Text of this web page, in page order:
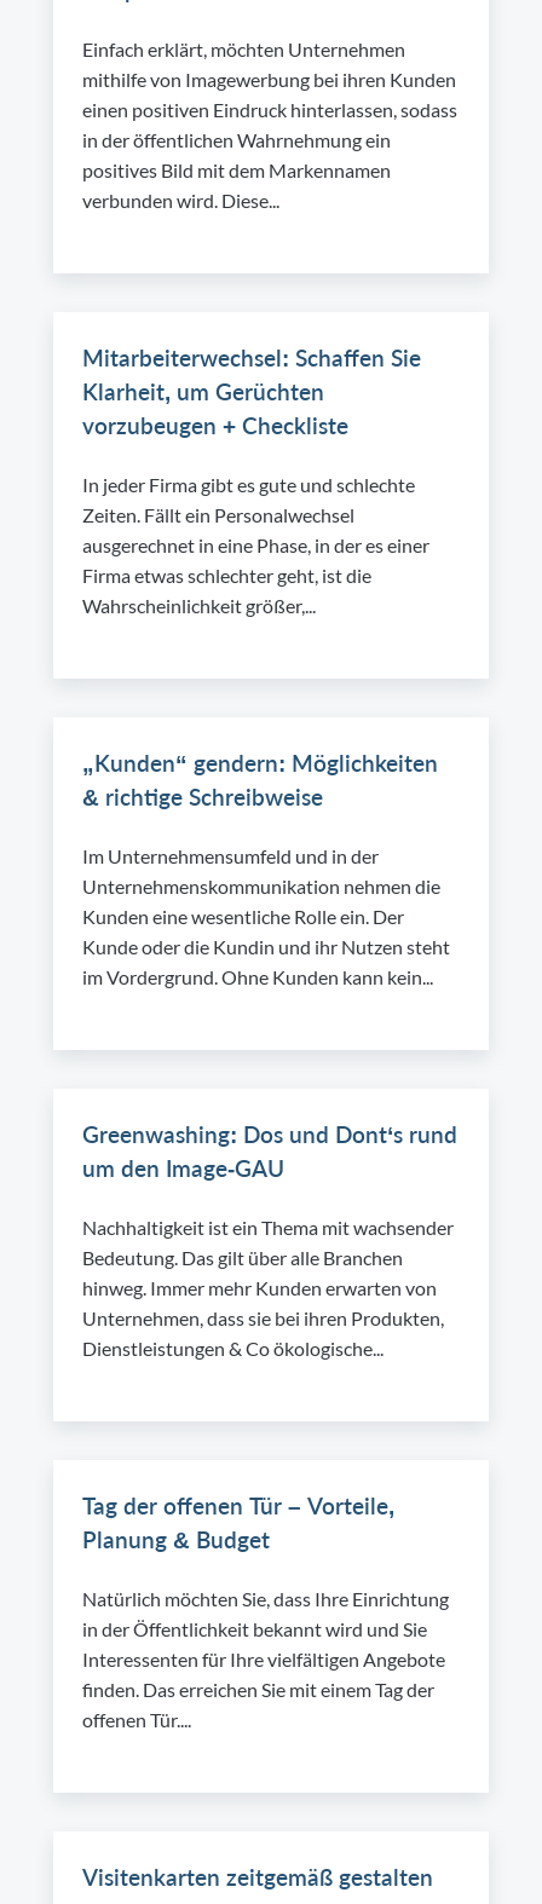
Einfach erklärt, möchten Unternehmen
mithilfe von Imagewerbung bei ihren Kunden
einen positiven Eindruck hinterlassen, sodass
in der öffentlichen Wahrnehmung ein
positives Bild mit dem Markennamen
verbunden wird. Diese...
Mitarbeiterwechsel: Schaffen Sie
Klarheit, um Gerüchten
vorzubeugen + Checkliste
In jeder Firma gibt es gute und schlechte
Zeiten. Fällt ein Personalwechsel
ausgerechnet in eine Phase, in der es einer
Firma etwas schlechter geht, ist die
Wahrscheinlichkeit größer,...
„Kunden“ gendern: Möglichkeiten
& richtige Schreibweise
Im Unternehmensumfeld und in der
Unternehmenskommunikation nehmen die
Kunden eine wesentliche Rolle ein. Der
Kunde oder die Kundin und ihr Nutzen steht
im Vordergrund. Ohne Kunden kann kein...
Greenwashing: Dos und Dont‘s rund
um den Image-GAU
Nachhaltigkeit ist ein Thema mit wachsender
Bedeutung. Das gilt über alle Branchen
hinweg. Immer mehr Kunden erwarten von
Unternehmen, dass sie bei ihren Produkten,
Dienstleistungen & Co ökologische...
Tag der offenen Tür – Vorteile,
Planung & Budget
Natürlich möchten Sie, dass Ihre Einrichtung
in der Öffentlichkeit bekannt wird und Sie
Interessenten für Ihre vielfältigen Angebote
finden. Das erreichen Sie mit einem Tag der
offenen Tür....
Visitenkarten zeitgemäß gestalten